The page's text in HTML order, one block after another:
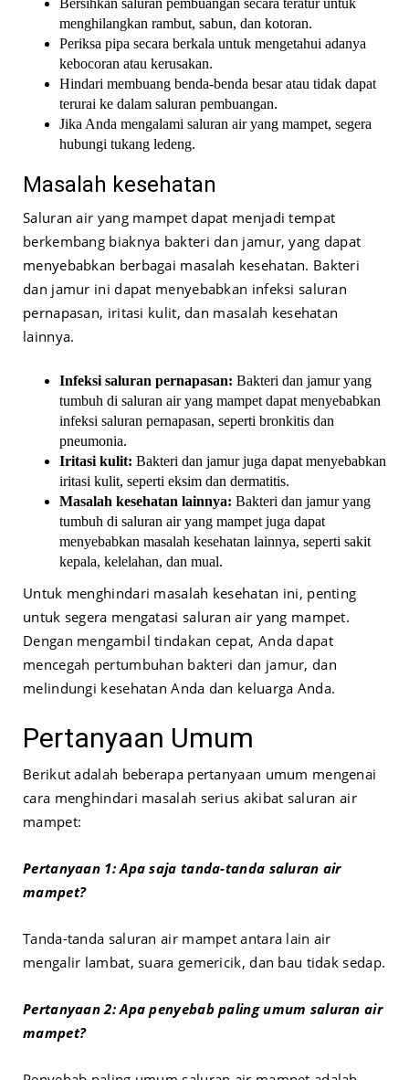
menghilangkan rambut, sabun, dan kotoran.
Periksa pipa secara berkala untuk mengetahui adanya
kebocoran atau kerusakan.
Hindari membuang benda-benda besar atau tidak dapat
terurai ke dalam saluran pembuangan.
Jika Anda mengalami saluran air yang mampet, segera
hubungi tukang ledeng.
Masalah kesehatan
Saluran air yang mampet dapat menjadi tempat
berkembang biaknya bakteri dan jamur, yang dapat
menyebabkan berbagai masalah kesehatan. Bakteri
dan jamur ini dapat menyebabkan infeksi saluran
pernapasan, iritasi kulit, dan masalah kesehatan
lainnya.
Infeksi saluran pernapasan: Bakteri dan jamur yang
tumbuh di saluran air yang mampet dapat menyebabkan
infeksi saluran pernapasan, seperti bronkitis dan
pneumonia.
Iritasi kulit: Bakteri dan jamur juga dapat menyebabkan
iritasi kulit, seperti eksim dan dermatitis.
Masalah kesehatan lainnya: Bakteri dan jamur yang
tumbuh di saluran air yang mampet juga dapat
menyebabkan masalah kesehatan lainnya, seperti sakit
kepala, kelelahan, dan mual.
Untuk menghindari masalah kesehatan ini, penting
untuk segera mengatasi saluran air yang mampet.
Dengan mengambil tindakan cepat, Anda dapat
mencegah pertumbuhan bakteri dan jamur, dan
melindungi kesehatan Anda dan keluarga Anda.
Pertanyaan Umum
Berikut adalah beberapa pertanyaan umum mengenai
cara menghindari masalah serius akibat saluran air
mampet:
Pertanyaan 1: Apa saja tanda-tanda saluran air
mampet?
Tanda-tanda saluran air mampet antara lain air
mengalir lambat, suara gemericik, dan bau tidak sedap.
Pertanyaan 2: Apa penyebab paling umum saluran air
mampet?